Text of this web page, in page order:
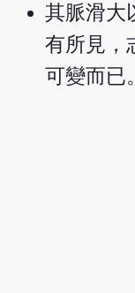
其脈滑大
有所見，
可變而已。